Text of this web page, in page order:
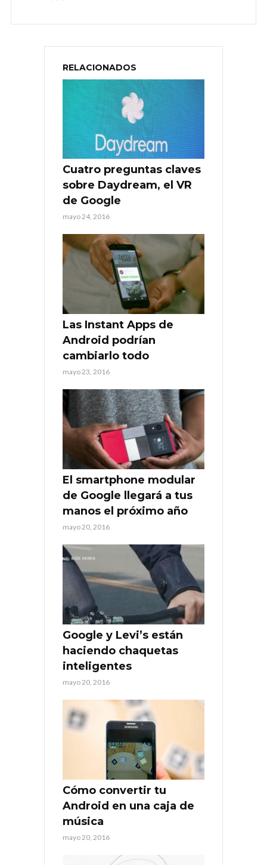
RELACIONADOS
Cuatro preguntas claves
sobre Daydream, el VR
de Google
mayo 24, 2016
Las Instant Apps de
Android podrían
cambiarlo todo
mayo 23, 2016
El smartphone modular
de Google llegará a tus
manos el próximo año
mayo 20, 2016
Google y Levi’s están
haciendo chaquetas
inteligentes
mayo 20, 2016
Cómo convertir tu
Android en una caja de
música
mayo 20, 2016